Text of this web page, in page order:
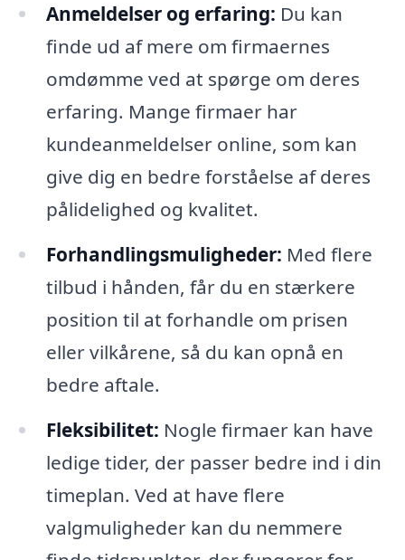
Anmeldelser og erfaring: Du kan
finde ud af mere om firmaernes
omdømme ved at spørge om deres
erfaring. Mange firmaer har
kundeanmeldelser online, som kan
give dig en bedre forståelse af deres
pålidelighed og kvalitet.
Forhandlingsmuligheder: Med flere
tilbud i hånden, får du en stærkere
position til at forhandle om prisen
eller vilkårene, så du kan opnå en
bedre aftale.
Fleksibilitet: Nogle firmaer kan have
ledige tider, der passer bedre ind i din
timeplan. Ved at have flere
valgmuligheder kan du nemmere